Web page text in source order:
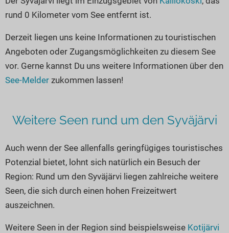
Glamping
Seen in Europa
Österreich
Schweiz
Frankreich
Niederlande
alle Länder…
rund 0 Kilometer vom See entfernt ist.
Derzeit liegen uns keine Informationen zu touristischen
Angeboten oder Zugangsmöglichkeiten zu diesem See
vor. Gerne kannst Du uns weitere Informationen über den
See-Melder zukommen lassen!
Weitere Seen rund um den Syväjärvi
Auch wenn der See allenfalls geringfügiges touristisches
Potenzial bietet, lohnt sich natürlich ein Besuch der
Region: Rund um den Syväjärvi liegen zahlreiche weitere
Seen, die sich durch einen hohen Freizeitwert
auszeichnen.
Weitere Seen in der Region sind beispielsweise Kotijärvi